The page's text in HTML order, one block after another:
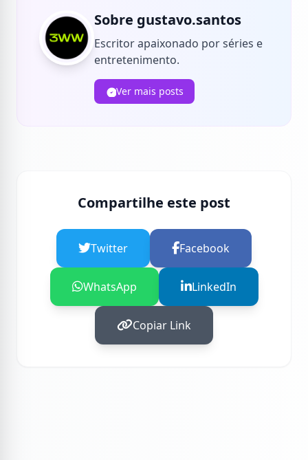
Sobre gustavo.santos
Escritor apaixonado por séries e
entretenimento.
Ver mais posts
Compartilhe este post
Twitter Facebook
WhatsApp LinkedIn
Copiar Link